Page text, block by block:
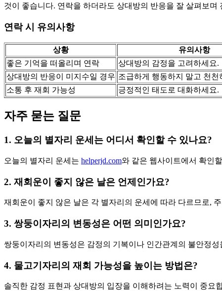
것이 좋습니다. 연락을 하더라도 상대방의 반응을 잘 살펴보며
연락 시 유의사항
상황
유의사항
좋은 기억을 떠올리며 연락
상대방의 감정을 고려하세요.
상대방의 반응이 미지수일 경우 조급하게 행동하지 말고 천천
소통 후 재회 가능성
긍정적인 태도로 대화하세요.
자주 묻는 질문
1. 오늘의 별자리 운세는 어디서 확인할 수 있나요?
오늘의 별자리 운세는 helperjd.com와 같은 웹사이트에서 확인
2. 재회운이 좋지 않은 날은 언제인가요?
재회운이 좋지 않은 날은 각 별자리의 운세에 따라 다르므로,
3. 쌍둥이자리의 변동성은 어떤 의미인가요?
쌍둥이자리의 변동성은 감정의 기복이나 인간관계의 불안정
4. 물고기자리의 재회 가능성을 높이는 방법은?
솔직한 감정 표현과 상대방의 입장을 이해하려는 노력이 중요